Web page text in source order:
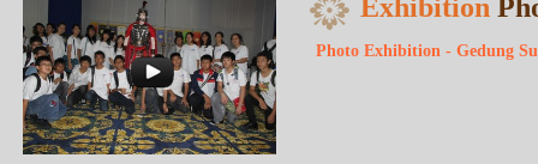
Exhibition
Photo Exhibition - Gedung